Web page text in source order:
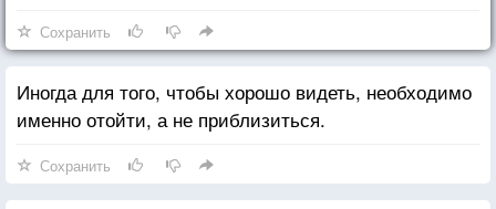
Сохранить
Иногда для того, чтобы хорошо видеть, необходимо
именно отойти, а не приблизиться.
Сохранить